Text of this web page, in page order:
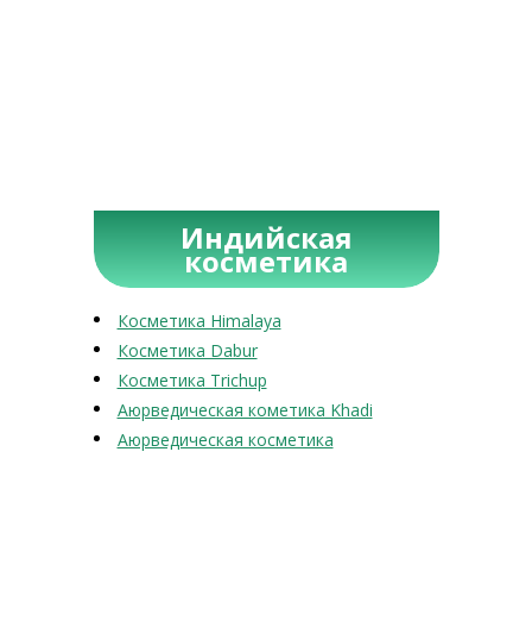
Индийская
косметика
Косметика Himalaya
Косметика Dabur
Косметика Trichup
Аюрведическая кометика Khadi
Аюрведическая косметика